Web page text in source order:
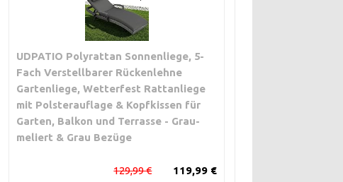
UDPATIO Polyrattan Sonnenliege, 5-
Fach Verstellbarer Rückenlehne
Gartenliege, Wetterfest Rattanliege
mit Polsterauflage & Kopfkissen für
Garten, Balkon und Terrasse - Grau-
meliert & Grau Bezüge
119,99 €
129,99 €